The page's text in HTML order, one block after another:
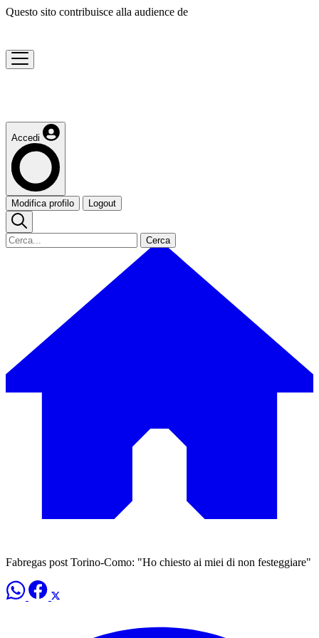
Questo sito contribuisce alla audience de
Accedi
Modifica profilo Logout
Cerca
Fabregas post Torino-Como: "Ho chiesto ai miei di non festeggiare"